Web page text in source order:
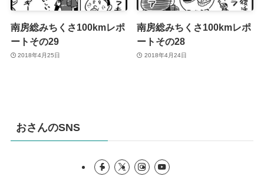
南房総みちくさ100kmレポ
ートその29
2018年4月25日
南房総みちくさ100kmレポ
ートその28
2018年4月24日
おさんのSNS